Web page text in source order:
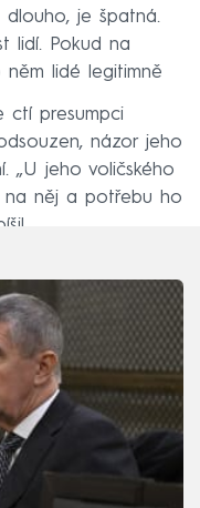
dlouho, je špatná.
lidí. Pokud na
lidé legitimně
ctí presumpci
názor jeho
„U jeho voličského
na něj a potřebu ho